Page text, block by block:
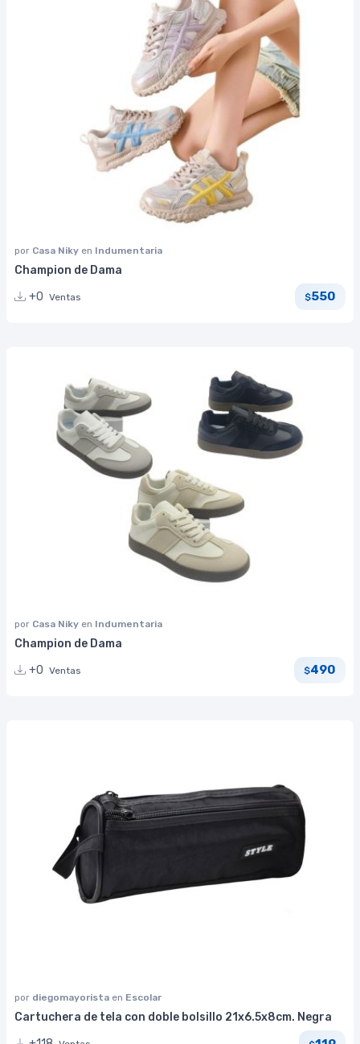
por Casa Niky en Indumentaria
Champion de Dama
+0 Ventas $550
por Casa Niky en Indumentaria
Champion de Dama
+0 Ventas $490
por diegomayorista en Escolar
Cartuchera de tela con doble bolsillo 21x6.5x8cm. Negra